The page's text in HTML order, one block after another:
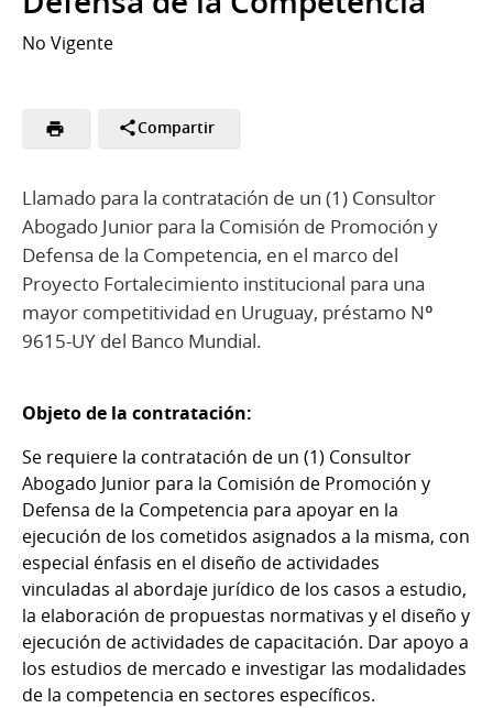
No Vigente
Compartir
Llamado para la contratación de un (1) Consultor
Abogado Junior para la Comisión de Promoción y
Defensa de la Competencia, en el marco del
Proyecto Fortalecimiento institucional para una
mayor competitividad en Uruguay, préstamo Nº
9615-UY del Banco Mundial.
Objeto de la contratación:
Se requiere la contratación de un (1) Consultor
Abogado Junior para la Comisión de Promoción y
Defensa de la Competencia para apoyar en la
ejecución de los cometidos asignados a la misma, con
especial énfasis en el diseño de actividades
vinculadas al abordaje jurídico de los casos a estudio,
la elaboración de propuestas normativas y el diseño y
ejecución de actividades de capacitación. Dar apoyo a
los estudios de mercado e investigar las modalidades
de la competencia en sectores específicos.